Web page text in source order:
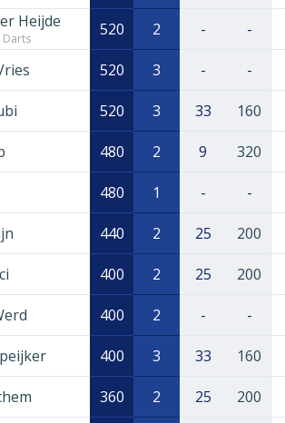
Heijde
Darts 520 2 - -
520 3 - -
520 3 33 160
480 2 9 320
480 1 - -
440 2 25 200
400 2 25 200
400 2 - -
400 3 33 160
360 2 25 200